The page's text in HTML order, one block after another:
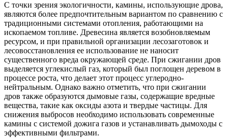
С точки зрения экологичности, камины, использующие дрова,
являются более предпочтительным вариантом по сравнению с
традиционными системами отопления, работающими на
ископаемом топливе. Древесина является возобновляемым
ресурсом, и при правильной организации лесозаготовок и
лесовосстановления ее использование не наносит
существенного вреда окружающей среде. При сжигании дров
выделяется углекислый газ, который был поглощен деревом в
процессе роста, что делает этот процесс углеродно-
нейтральным. Однако важно отметить, что при сжигании
дров также образуются дымовые газы, содержащие вредные
вещества, такие как оксиды азота и твердые частицы. Для
снижения выбросов необходимо использовать современные
камины с системой дожига газов и устанавливать дымоходы с
эффективными фильтрами.